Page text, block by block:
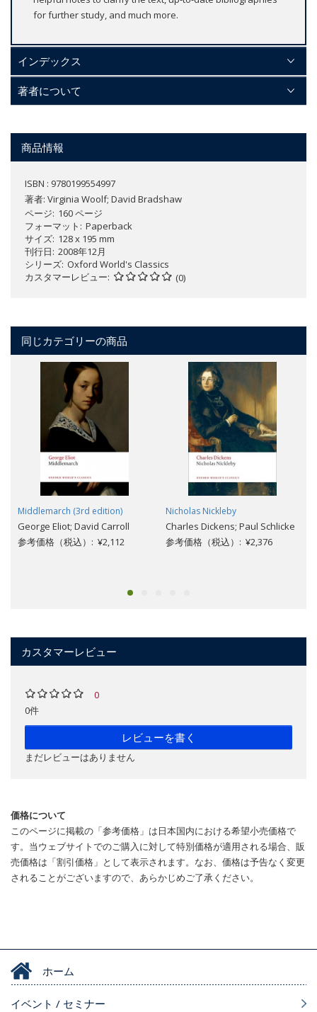
for further study, and much more.
インデックス
著者について
商品情報
ISBN : 9780199554997
著者: Virginia Woolf; David Bradshaw
ページ 160 ページ
フォーマット
Paperback
サイズ 128 x 195 mm
刊行日 2008年12月
シリーズ Oxford World's Classics
カスタマーレビュー
(0)
同じカテゴリーの商品
Middlemarch (3rd edition)
George Eliot; David Carroll
参考価格（税込）: ¥2,112
Nicholas Nickleby
Charles Dickens; Paul Schlicke
参考価格（税込）: ¥2,376
カスタマーレビュー
0
0件
レビューを書く
まだレビューはありません
価格について
このページに掲載の「参考価格」は日本国内における希望小売価格で
す。当ウェブサイトでのご購入に対して特別価格が適用される場合、販
売価格は「割引価格」として表示されます。なお、価格は予告なく変更
されることがございますので、あらかじめご了承ください。
ホーム
イベント / セミナー